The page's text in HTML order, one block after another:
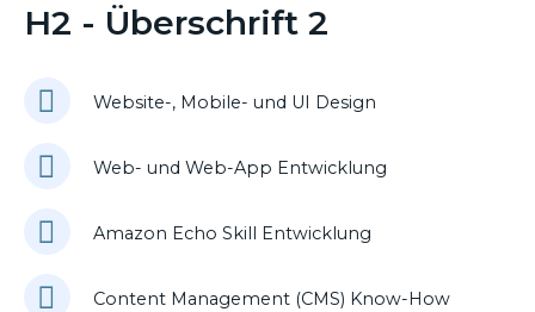
H2 - Überschrift 2
Website-, Mobile- und UI Design
Web- und Web-App Entwicklung
Amazon Echo Skill Entwicklung
Content Management (CMS) Know-How